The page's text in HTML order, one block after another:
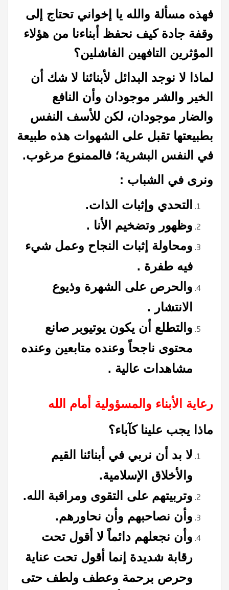
فهذه مسألة والله يا إخواني تحتاج إلى
وقفة جادة كيف نحفظ أبناءنا من هؤلاء
المؤثرين التافهين الفاشلين؟
لماذا لا نوجد البدائل لأبنائنا لا شك أن
الخير والشر موجودان وأن النافع
والضار موجودان، لكن للأسف النفس
بطبيعتها تقبل على الشهوات هذه طبيعة
في النفس البشرية؛ فالممنوع مرغوب.
ونرى في الشباب :
التحدي وإثبات الذات.
وظهور وتضخيم الأنا .
ومحاولة إثبات النجاح وعمل شيء
فيه طفرة .
والحرص على الشهرة وذيوع
الانتشار .
والتطلع أن يكون يوتيوبر صانع
محتوى ناجحاً وعنده متابعين وعنده
مشاهدات عالية .
رعاية الأبناء والمسؤولية أمام الله
ماذا يجب علينا كآباء؟
لا بد أن نربي في أبنائنا القيم
والأخلاق الإسلامية.
وتربيتهم على التقوى ومراقبة الله.
وأن نصاحبهم وأن نحاورهم.
وأن نجعلهم دائماً لا أقول تحت
رقابة شديدة إنما أقول تحت عناية
وحرص برحمة وعطف ولطف حتى